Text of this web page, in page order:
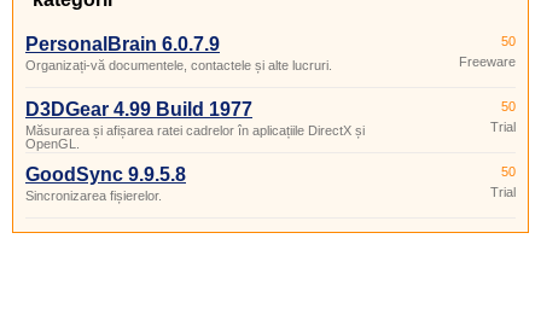
PersonalBrain 6.0.7.9
Organizați-vă documentele, contactele și alte lucruri.
50
Freeware
D3DGear 4.99 Build 1977
Măsurarea și afișarea ratei cadrelor în aplicațiile DirectX și
OpenGL.
50
Trial
GoodSync 9.9.5.8
Sincronizarea fișierelor.
50
Trial